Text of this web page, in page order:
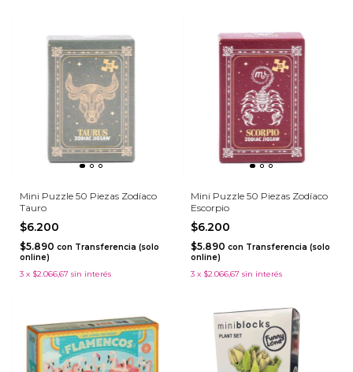
Mini Puzzle 50 Piezas Zodíaco
Tauro
$6.200
$5.890 con Transferencia (solo
online)
3 x $2.066,67 sin interés
Mini Puzzle 50 Piezas Zodíaco
Escorpio
$6.200
$5.890 con Transferencia (solo
online)
3 x $2.066,67 sin interés